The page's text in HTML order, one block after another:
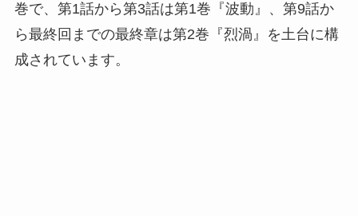
巻で、第1話から第3話は第1巻『波動』、第9話か
ら最終回までの最終章は第2巻『烈渦』を土台に構
成されています。